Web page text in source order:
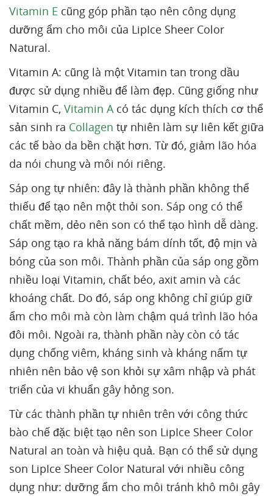
Vitamin E cũng góp phần tạo nên công dụng
dưỡng ẩm cho môi của LipIce Sheer Color
Natural.
Vitamin A: cũng là một Vitamin tan trong dầu
được sử dụng nhiều để làm đẹp. Cũng giống như
Vitamin C, Vitamin Acó tác dụng kích thích cơ thể
sản sinh ra Collagen tự nhiên làm sự liên kết giữa
các tế bào da bền chặt hơn. Từ đó, giảm lão hóa
da nói chung và môi nói riêng.
Sáp ong tự nhiên: đây là thành phần không thể
thiếu để tạo nên một thỏi son. Sáp ong có thể
chất mềm, dẻo nên son có thể tạo hình dễ dàng.
Sáp ong tạo ra khả năng bám dính tốt, độ mịn và
bóng của son môi. Thành phần của sáp ong gồm
nhiều loại Vitamin, chất béo, axit amin và các
khoáng chất. Do đó, sáp ong không chỉ giúp giữ
ẩm cho môi mà còn làm chậm quá trình lão hóa
đôi môi. Ngoài ra, thành phần này còn có tác
dụng chống viêm, kháng sinh và kháng nấm tự
nhiên nên bảo vệ son khỏi sự xâm nhập và phát
triển của vi khuẩn gây hỏng son.
Từ các thành phần tự nhiên trên với công thức
bào chế đặc biệt tạo nên son LipIce Sheer Color
Natural an toàn và hiệu quả. Bạn có thể sử dụng
son LipIce Sheer Color Natural với nhiều công
dụng như: dưỡng ẩm cho môi tránh khô môi gây